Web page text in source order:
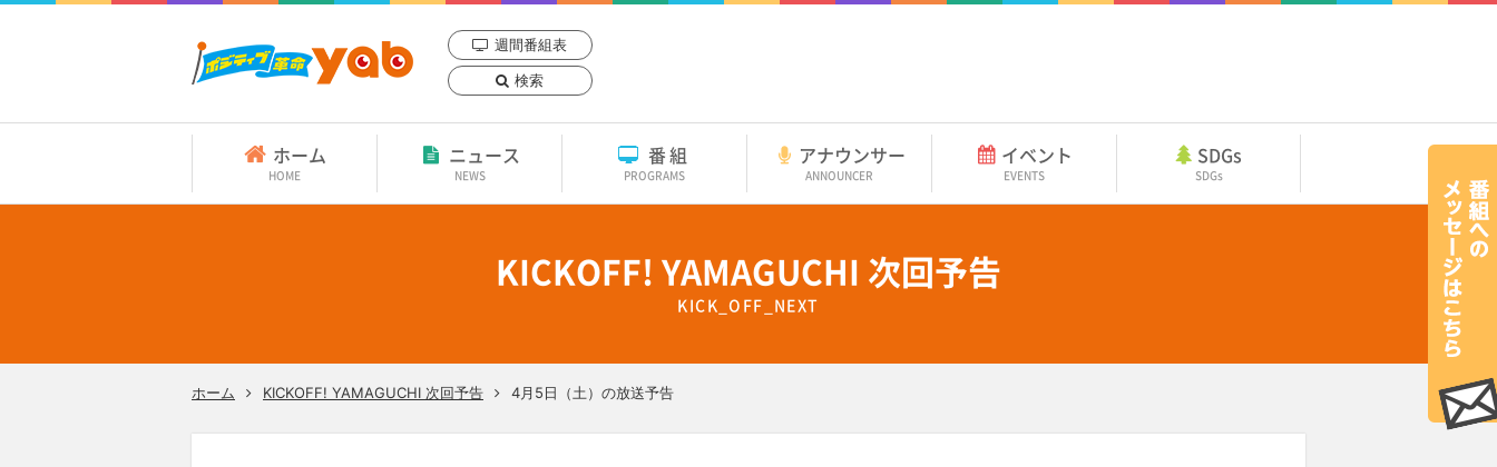
週間番組表
検索
ホーム
HOME
ニュース
NEWS
番組
PROGRAMS
アナウンサー
ANNOUNCER
イベント
EVENTS
SDGs
SDGs
KICKOFF! YAMAGUCHI 次回予告
KICK_OFF_NEXT
ホーム KICKOFF! YAMAGUCHI 次回予告 4月5日（土）の放送予告